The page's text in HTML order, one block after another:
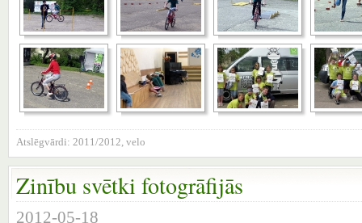
Atslēgvārdi: 2011/2012 velo
Zinību svētki fotogrāfijās
2012-05-18